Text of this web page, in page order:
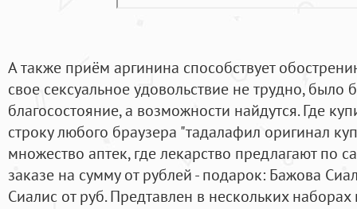
А также приём аргинина способствует
свое сексуальное удовольствие не трудно,
благосостояние, а возможности найдутся. Где
строку любого браузера "тадалафил оригинал
множество аптек, где лекарство предлагают по
заказе на сумму от рублей - подарок: Бажова
Сиалис от руб. Предтавлен в нескольких